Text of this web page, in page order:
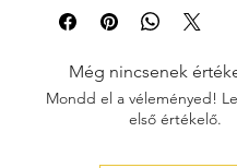
Még nincsenek
Mondd el a véleményed!
első értékelő.